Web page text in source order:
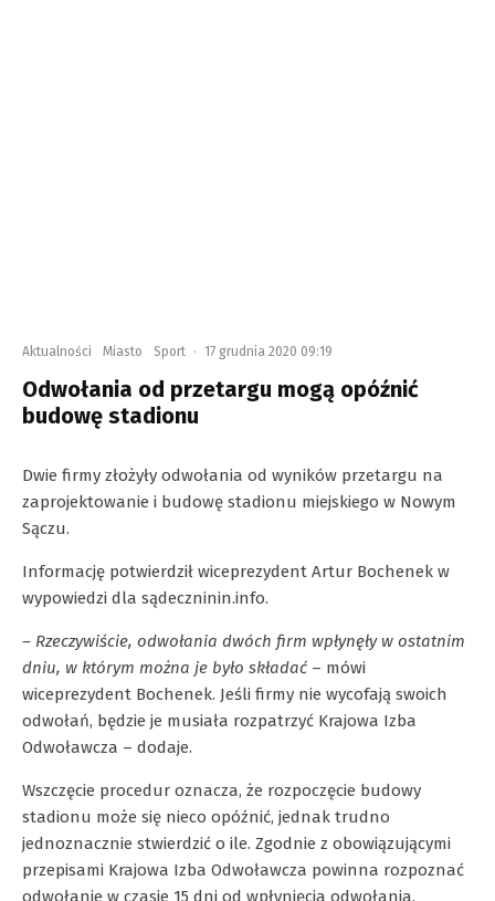
Aktualności Miasto Sport · 17 grudnia 2020 09:19
Odwołania od przetargu mogą opóźnić
budowę stadionu
Dwie firmy złożyły odwołania od wyników przetargu na
zaprojektowanie i budowę stadionu miejskiego w Nowym
Sączu.
Informację potwierdził wiceprezydent Artur Bochenek w
wypowiedzi dla sądeczninin.info.
– Rzeczywiście, odwołania dwóch firm wpłynęły w ostatnim
dniu, w którym można je było składać – mówi
wiceprezydent Bochenek. Jeśli firmy nie wycofają swoich
odwołań, będzie je musiała rozpatrzyć Krajowa Izba
Odwoławcza – dodaje.
Wszczęcie procedur oznacza, że rozpoczęcie budowy
stadionu może się nieco opóźnić, jednak trudno
jednoznacznie stwierdzić o ile. Zgodnie z obowiązującymi
przepisami Krajowa Izba Odwoławcza powinna rozpoznać
odwołanie w czasie 15 dni od wpłynięcia odwołania.